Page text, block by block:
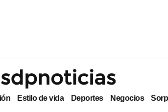
Estilo de vida Deportes Negocios